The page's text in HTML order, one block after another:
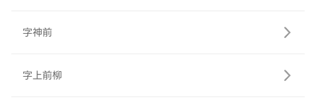
字神前
字上前柳